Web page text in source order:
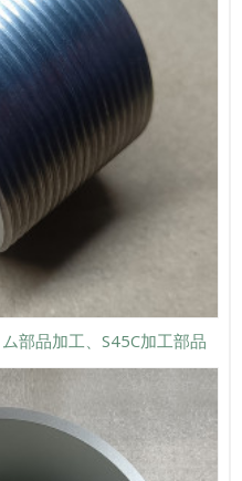
部品加工、S45C加工部品